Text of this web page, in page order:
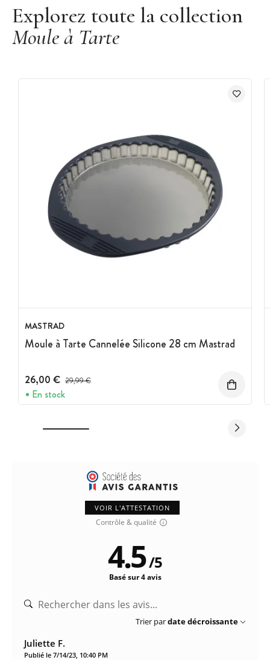
Explorez toute la collection
Moule à Tarte
MASTRAD
Moule à Tarte Cannelée Silicone 28 cm Mastrad
26,00 € Prix avant réduction :
29,99 €
En stock
VOIR L'ATTESTATION
Contrôle & qualité
4.5/5
Basé sur 4 avis
Trier pardate décroissante
Juliette F.
Publié le 7/14/23, 10:40 PM